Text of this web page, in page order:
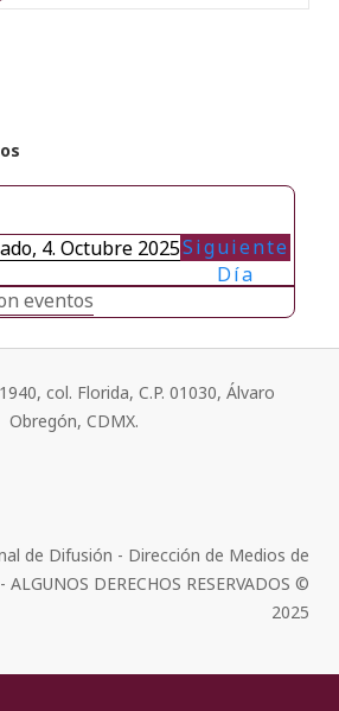
4. Octubre 2025Siguiente
Día
eventos
col. Florida, C.P. 01030, Álvaro
Obregón, CDMX.
de Difusión - Dirección de Medios de
DERECHOS RESERVADOS ©
2025